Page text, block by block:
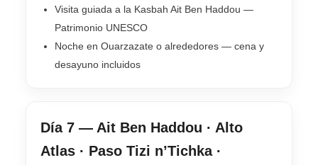
Visita guiada a la Kasbah Ait Ben Haddou —
Patrimonio UNESCO
Noche en Ouarzazate o alrededores — cena y
desayuno incluidos
Día 7 — Ait Ben Haddou · Alto
Atlas · Paso Tizi n’Tichka ·